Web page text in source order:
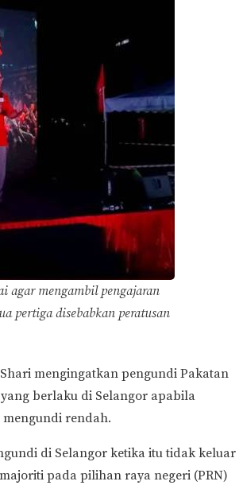
agar mengambil pengajaran
pertiga disebabkan peratusan
mengingatkan pengundi Pakatan
berlaku di Selangor apabila
rendah.
di Selangor ketika itu tidak keluar
pada pilihan raya negeri (PRN)